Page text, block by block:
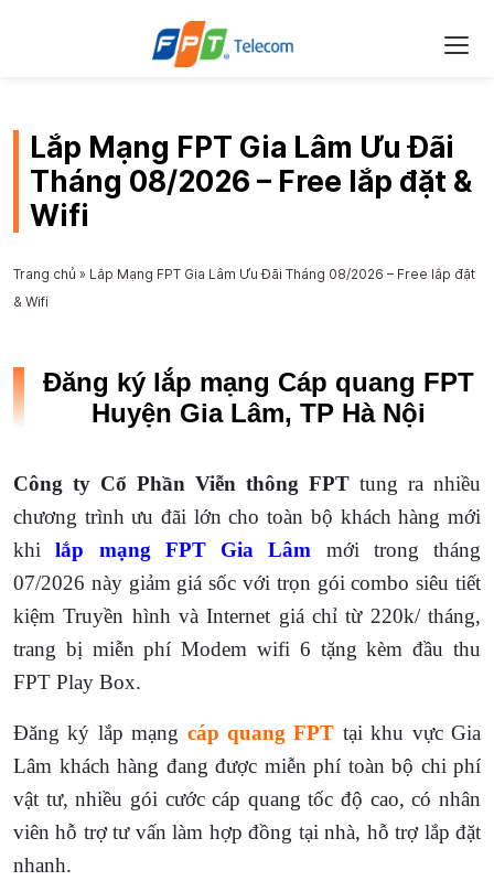
Lắp Mạng FPT Gia Lâm Ưu Đãi
Tháng 08/2026 – Free lắp đặt &
Wifi
Trang chủ » Lắp Mạng FPT Gia Lâm Ưu Đãi Tháng 08/2026 – Free lắp đặt
& Wifi
Đăng ký lắp mạng Cáp quang FPT
Huyện Gia Lâm, TP Hà Nội
Công ty Cổ Phần Viễn thông FPT tung ra nhiều
chương trình ưu đãi lớn cho toàn bộ khách hàng mới
khilắp mạng FPT Gia Lâm mới trong tháng
07/2026 này giảm giá sốc với trọn gói combo siêu tiết
kiệm Truyền hình và Internet giá chỉ từ 220k/ tháng,
trang bị miễn phí Modem wifi 6 tặng kèm đầu thu
FPT Play Box.
Đăng ký lắp mạng cáp quang FPT tại khu vực Gia
Lâm khách hàng đang được miễn phí toàn bộ chi phí
vật tư, nhiều gói cước cáp quang tốc độ cao, có nhân
viên hỗ trợ tư vấn làm hợp đồng tại nhà, hỗ trợ lắp đặt
nhanh.